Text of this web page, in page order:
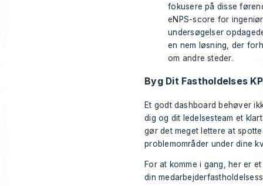
fokusere på disse
eNPS-score for
undersøgelser
en nem løsning, der
om andre steder.
Byg Dit Fastholdelses
Et godt dashboard behøver
dig og dit ledelsesteam et
gør det meget lettere at
problemområder under dine
For at komme i gang, her er
din